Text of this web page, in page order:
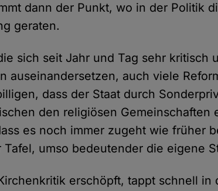
dann der Punkt, wo in der Politik
geraten.
sich seit Jahr und Tag sehr kritisch
auseinandersetzen, auch viele
dass der Staat durch
den religiösen Gemeinschaften
es noch immer zugeht wie früher
umso bedeutender die eigene
erschöpft, tappt schnell in